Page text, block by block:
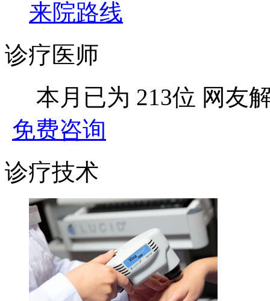
来院路线
诊疗医师
本月已为 213位 网友
免费咨询
诊疗技术